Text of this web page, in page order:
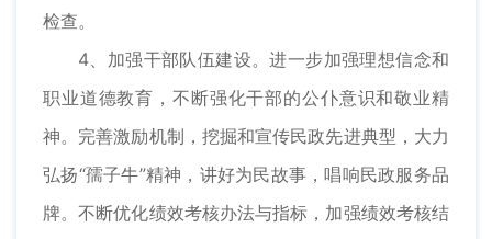
检查。
4、加强干部队伍建设。进一步加强理想信念和
职业道德教育，不断强化干部的公仆意识和敬业精
神。完善激励机制，挖掘和宣传民政先进典型，大力
弘扬“孺子牛”精神，讲好为民故事，唱响民政服务品
牌。不断优化绩效考核办法与指标，加强绩效考核结